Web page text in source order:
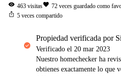
visibility 463 visitasfavorite 72 veces guardado como
ios_share 5 veces compartido
propiedad verificada por
Verificado el 20 mar 2023
Nuestro homechecker ha
obtienes exactamente lo que